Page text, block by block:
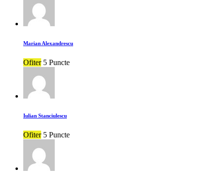
Marian Alexandrescu
Ofiter 5 Puncte
Iulian Stanciulescu
Ofiter 5 Puncte